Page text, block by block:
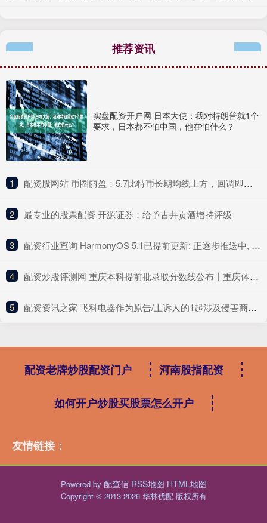
推荐资讯
实盘配资开户网 日本大使：我对特朗普就1个
要求，日本都不怕中国，他在怕什么？
1 ​配资股网站 币圈丽盈：5.7比特币长期均线上方，回调即是买入机会！以太坊4小时连阴下跌，谨防主力诱多陷阱！最新行情分析_趋势_盘口_市场
2 ​最专业的股票配资 开源证券：给予古井贡酒增持评级
3 ​配资行业查询 HarmonyOS 5.1已提前更新: 正逐步推送中, 你收到了吗?
4 ​配资炒股评测网 重庆本科提前批录取分数线公布丨重庆体育博物馆今日开馆
5 ​配资资讯之家 飞科电器作为原告/上诉人的1起涉及侵害商标权纠纷的诉讼将于2025年6月5日开庭
配资老牌炒股配资门户 河南股指配资
如何开户炒股买股票怎么开户
友情链接：
Powered by 配查信 RSS地图 HTML地图
Copyright © 2013-2026 华林优配 版权所有